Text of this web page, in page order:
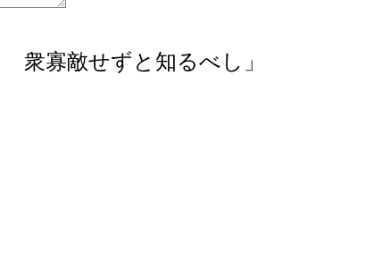
衆寡敵せずと知るべし」